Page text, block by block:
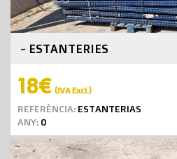
- ESTANTERIES
18€ (IVA Excl.)
REFERÈNCIA: ESTANTERIAS
ANY: 0